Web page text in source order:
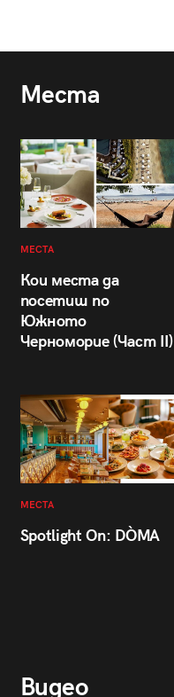
Места
МЕСТА
Кои места да
посетиш по
Южното
Черноморие (Част II)
МЕСТА
Spotlight On: DÒMA
Видео